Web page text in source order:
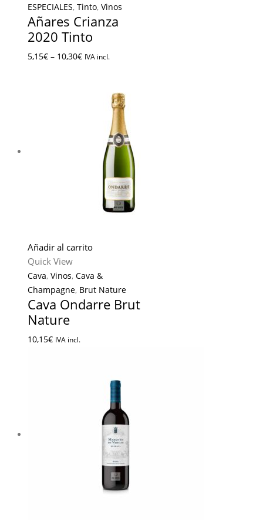
ESPECIALES, Tinto, Vinos
Añares Crianza
2020 Tinto
5,15€– 10,30€ IVA incl.
Añadir al carrito
Quick View
Cava, Vinos, Cava &
Champagne, Brut Nature
Cava Ondarre Brut
Nature
10,15€ IVA incl.